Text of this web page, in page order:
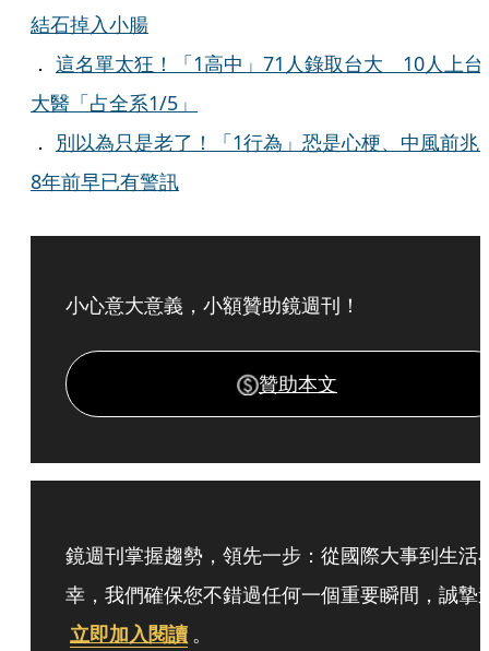
結石掉入小腸
． 這名單太狂！「1高中」71人錄取台大 10人上台
大醫「占全系1/5」
． 別以為只是老了！「1行為」恐是心梗、中風前
8年前早已有警訊
小心意大意義，小額贊助鏡週刊！
贊助本文
鏡週刊掌握趨勢，領先一步：從國際大事到生活
幸，我們確保您不錯過任何一個重要瞬間，誠摯
立即加入閱讀 。